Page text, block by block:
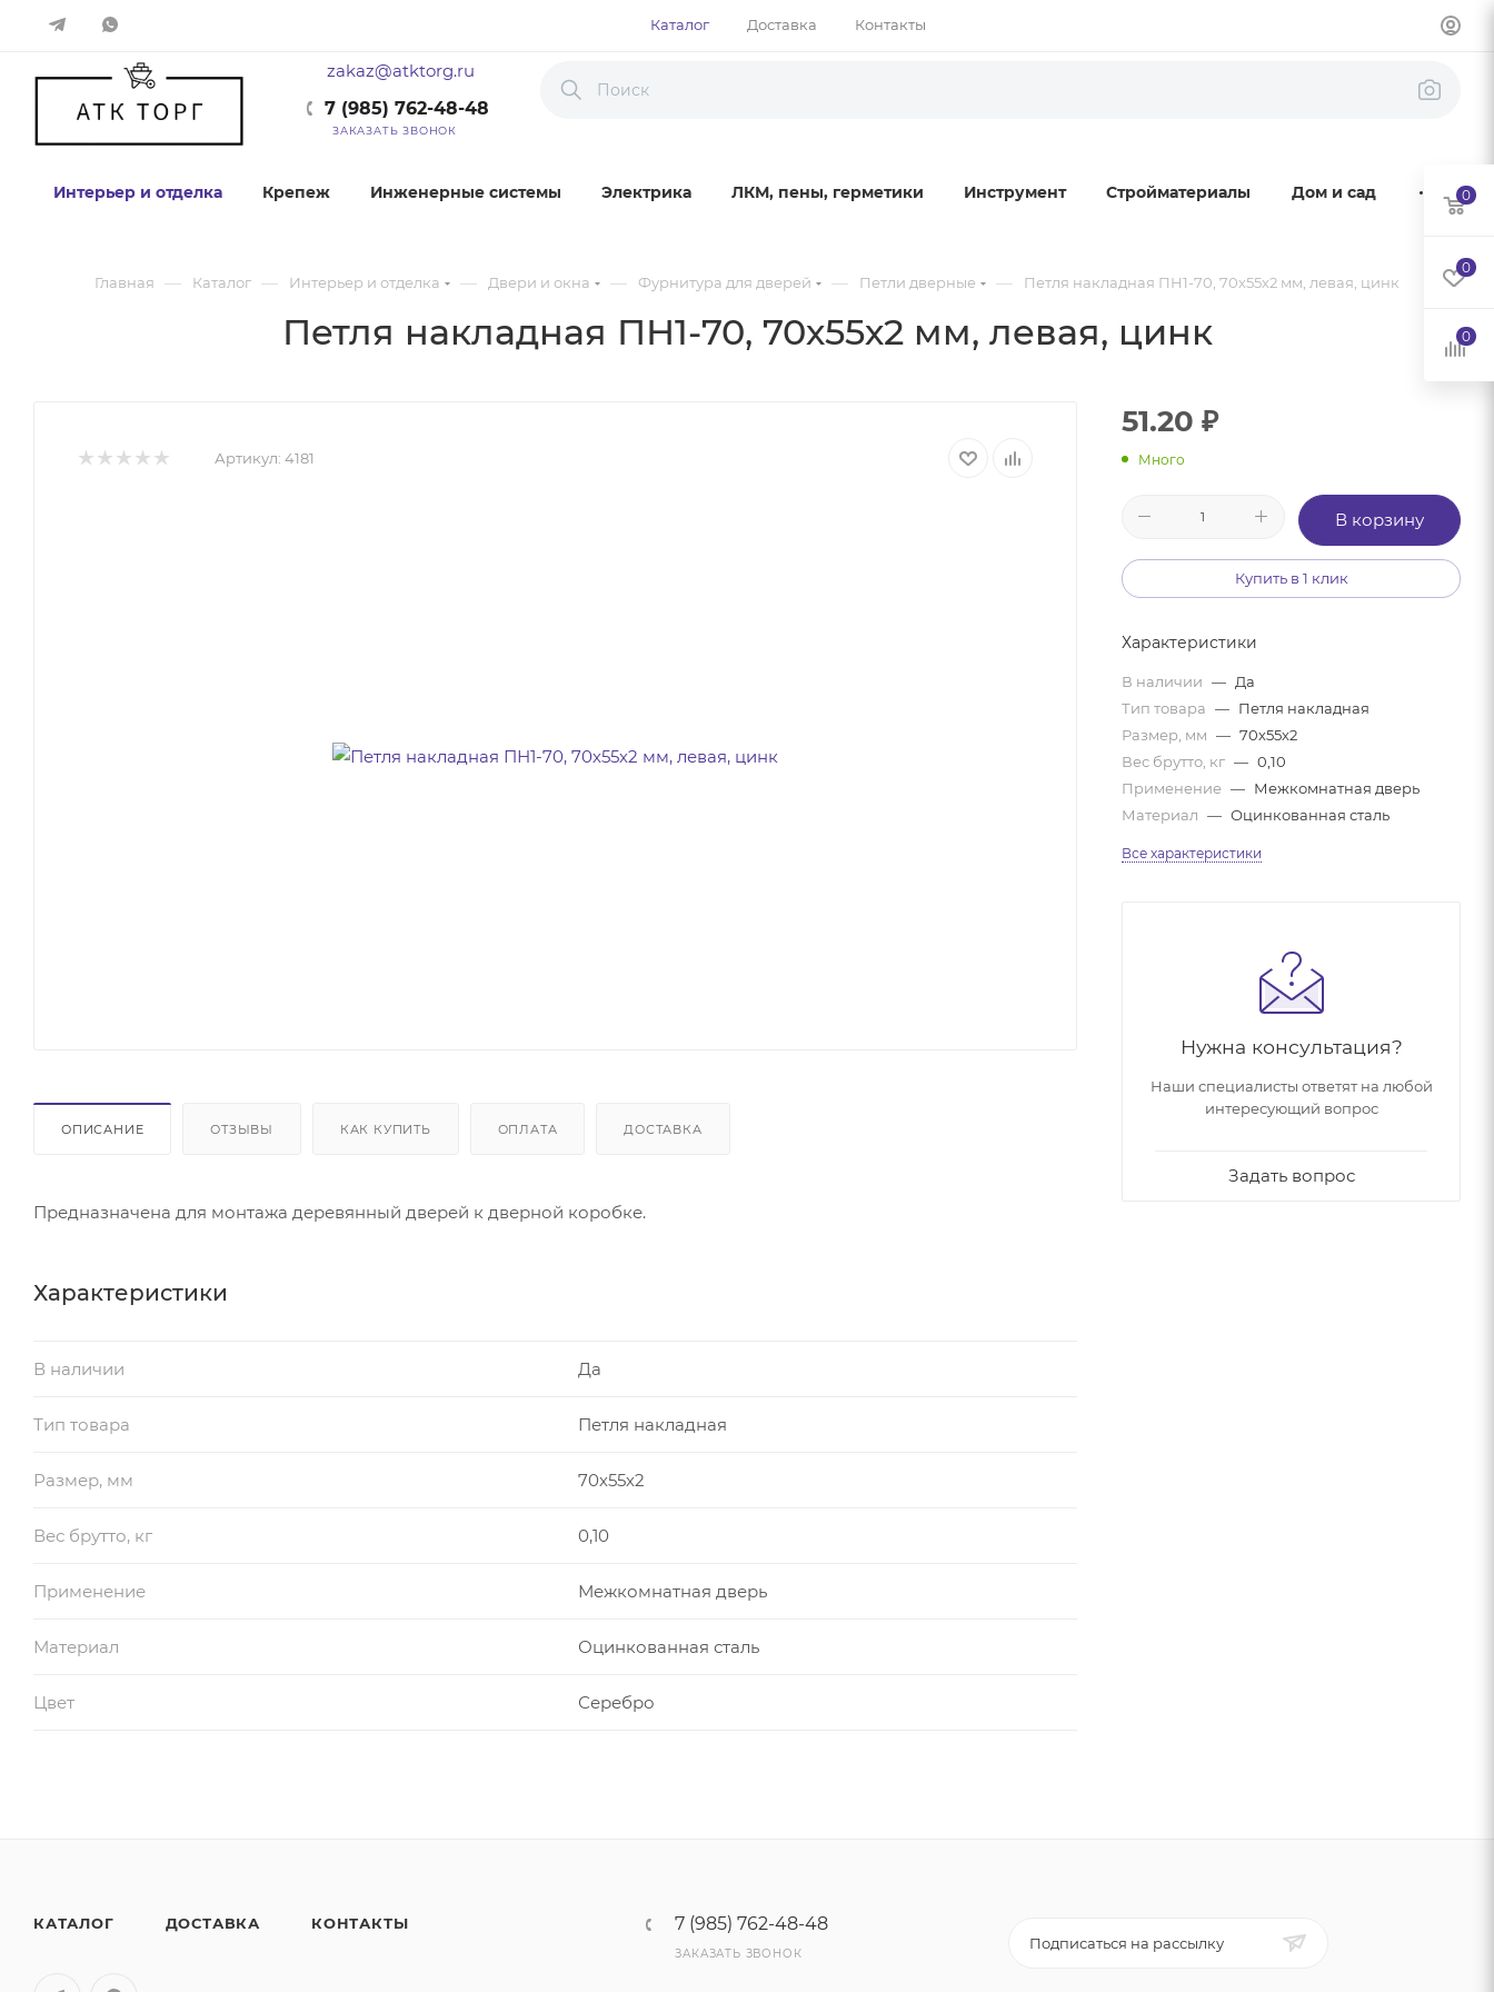
Каталог Доставка Контакты
zakaz@atktorg.ru
7 (985) 762-48-48
ЗАКАЗАТЬ ЗВОНОК
Интерьер и отделка Крепеж Инженерные системы Электрика ЛКМ, пены, герметики Инструмент Стройматериалы Дом и сад
Главная — Каталог — Интерьер и отделка — Двери и окна — Фурнитура для дверей — Петли дверные — Петля накладная ПН1-70, 70х55х2 мм, левая, цинк
Петля накладная ПН1-70, 70х55х2 мм, левая, цинк
Артикул: 4181
ОПИСАНИЕ ОТЗЫВЫ КАК КУПИТЬ ОПЛАТА ДОСТАВКА
Предназначена для монтажа деревянный дверей к дверной коробке.
Характеристики
В наличии Да
Тип товара Петля накладная
Размер, мм 70х55х2
Вес брутто, кг 0,10
Применение Межкомнатная дверь
Материал Оцинкованная сталь
Цвет Серебро
51.20 ₽
Много
В корзину
Купить в 1 клик
Характеристики
В наличии — Да
Тип товара — Петля накладная
Размер, мм — 70х55х2
Вес брутто, кг — 0,10
Применение — Межкомнатная дверь
Материал — Оцинкованная сталь
Все характеристики
Нужна консультация?
Наши специалисты ответят на любой
интересующий вопрос
Задать вопрос
КАТАЛОГ ДОСТАВКА КОНТАКТЫ 7 (985) 762-48-48
ЗАКАЗАТЬ ЗВОНОК
Подписаться на рассылку
0
0
0